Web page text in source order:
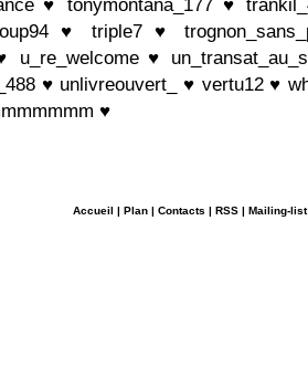
Accueil | Plan | Contacts | RSS | Mailing-list